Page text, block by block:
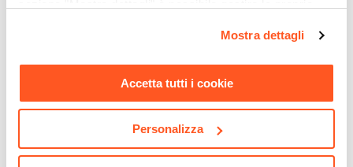
momento. Per maggiori informazioni si invita a leggere la
Mostra dettagli
Accetta tutti i cookie
Personalizza
Kit Valvola + Detentore
CODICE:4655080105 CODICE:LINDEFM